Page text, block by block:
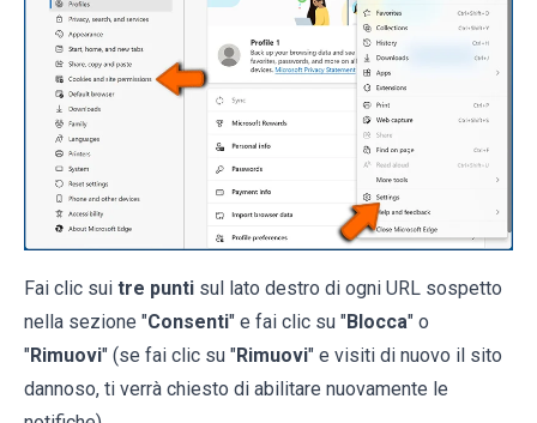
Fai clic sui tre punti sul lato destro di ogni URL sospetto
nella sezione "Consenti" e fai clic su "Blocca" o
"Rimuovi" (se fai clic su "Rimuovi" e visiti di nuovo il sito
dannoso, ti verrà chiesto di abilitare nuovamente le